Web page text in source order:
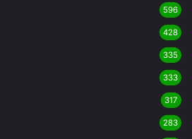
596
428
335
333
317
283